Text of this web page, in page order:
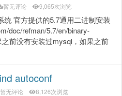
暂无评论 9,065次浏览
统 官方提供的5.7通用二进制安装
doc/refman/5.7/en/binary-
前没有安装过mysql，如果之前
autoconf
暂无评论 8,126次浏览